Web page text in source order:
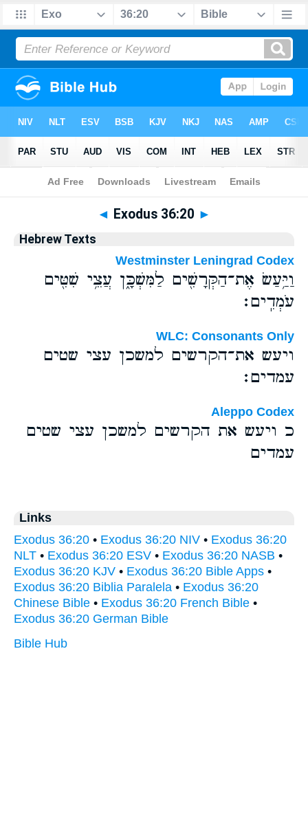
Bible> Hebrew > Exodus 36:20
◄ Exodus 36:20 ►
Hebrew Texts
Westminster Leningrad Codex
וַיַּ֥עַשׂ אֶת־הַקְּרָשִׁ֖ים לַמִּשְׁכָּ֑ן עֲצֵ֥י שִׁטִּ֖ים
עֹמְדִֽים׃
WLC: Consonants Only
ויעש את־הקרשים למשכן עצי שטים
עמדים׃
Aleppo Codex
כ ויעש את הקרשים למשכן עצי שטים
עמדים
Links
Exodus 36:20 • Exodus 36:20 NIV • Exodus 36:20
NLT • Exodus 36:20 ESV • Exodus 36:20 NASB •
Exodus 36:20 KJV • Exodus 36:20 Bible Apps •
Exodus 36:20 Biblia Paralela • Exodus 36:20
Chinese Bible • Exodus 36:20 French Bible •
Exodus 36:20 German Bible
Bible Hub